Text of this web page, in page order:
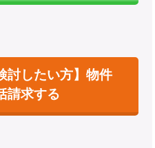
討したい方】物件
請求する